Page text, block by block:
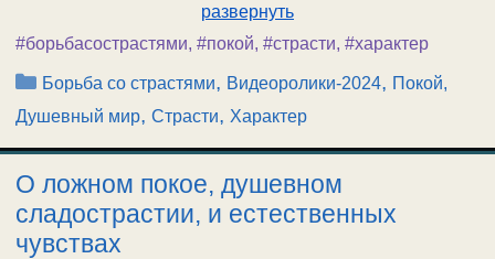
развернуть
#борьбасострастями, #покой, #страсти, #характер
Рубрики
Борьба со страстями, Видеоролики-2024, Покой,
Душевный мир, Страсти, Характер
О ложном покое, душевном
сладострастии, и естественных
чувствах